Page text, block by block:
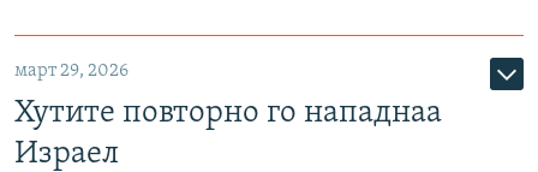
март 29, 2026
Хутите повторно го нападнаа
Израел